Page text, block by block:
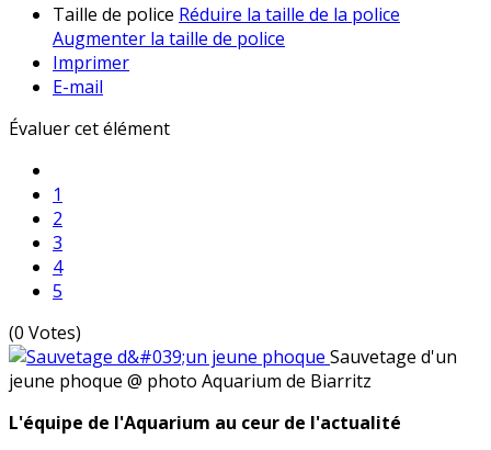
Taille de police Réduire la taille de la police
Augmenter la taille de police
Imprimer
E-mail
Évaluer cet élément
1
2
3
4
5
(0 Votes)
Sauvetage d'un
jeune phoque @ photo Aquarium de Biarritz
L'équipe de l'Aquarium au ceur de l'actualité